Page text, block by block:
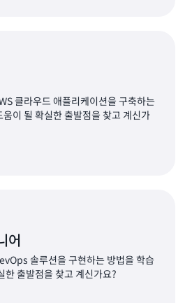
클라우드 애플리케이션을 구축하는
이 될 확실한 출발점을 찾고 계신가
어
솔루션을 구현하는 방법을 학습
한 출발점을 찾고 계신가요?